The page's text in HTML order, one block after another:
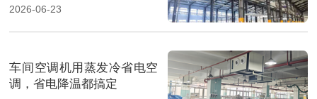
2026-06-23
车间空调机用蒸发冷省电空
调，省电降温都搞定